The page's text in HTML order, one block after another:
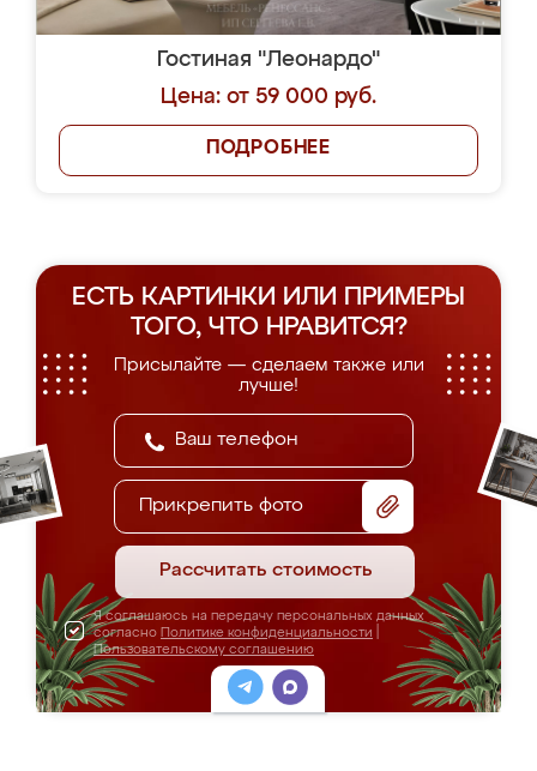
Гостиная "Леонардо"
Цена: от 59 000 руб.
ПОДРОБНЕЕ
ЕСТЬ КАРТИНКИ ИЛИ ПРИМЕРЫ
ТОГО, ЧТО НРАВИТСЯ?
Присылайте — сделаем также или
лучше!
Прикрепить фото
Рассчитать стоимость
Я соглашаюсь на передачу персональных данных
согласно Политике конфиденциальности
Пользовательскому соглашению